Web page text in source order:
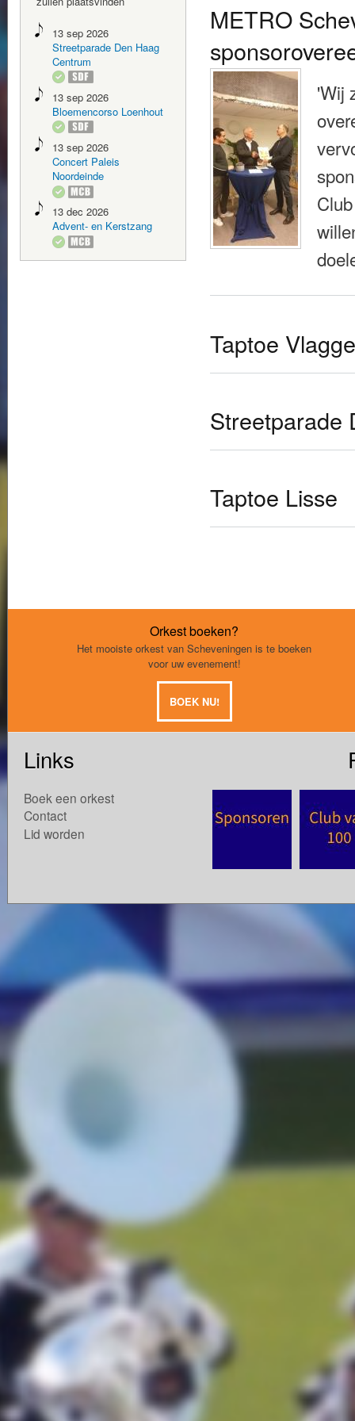
13 sep 2026
Streetparade Den Haag
Centrum
13 sep 2026
Bloemencorso Loenhout
13 sep 2026
Concert Paleis
Noordeinde
13 dec 2026
Advent- en Kerstzang
METRO
'Wij
Taptoe
Streetparade
Taptoe Lisse
Orkest boeken?
Het mooiste orkest van Scheveningen is te boeken
voor uw evenement!
BOEK NU!
Links
Boek een orkest
Contact
Lid worden